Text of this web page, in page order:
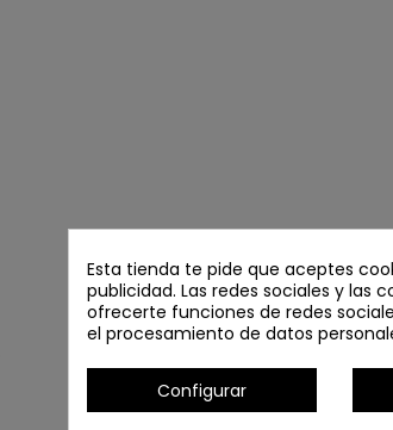
Esta tienda te pide que aceptes
publicidad. Las redes sociales y las
ofrecerte funciones de redes
el procesamiento de datos
Configurar